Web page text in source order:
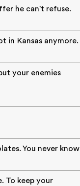
he can't refuse.
in Kansas anymore.
your enemies
You never know
To keep your